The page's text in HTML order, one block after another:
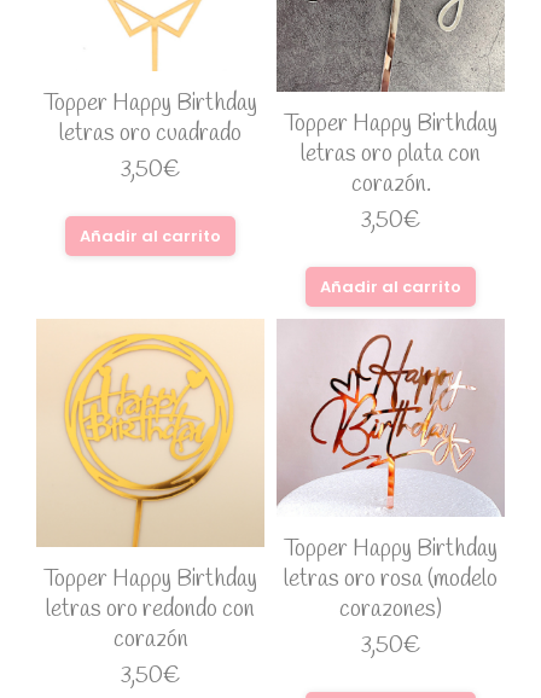
Topper Happy Birthday
letras oro cuadrado
3,50€
Añadir al carrito
Topper Happy Birthday
letras oro plata con
corazón.
3,50€
Añadir al carrito
Topper Happy Birthday
letras oro redondo con
corazón
3,50€
Topper Happy Birthday
letras oro rosa (modelo
corazones)
3,50€